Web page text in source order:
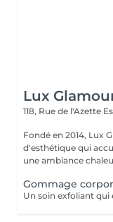
Lux
118, Rue de l'Azette
Fondé en 2014, Lux
d'esthétique qui
une ambiance
Gommage